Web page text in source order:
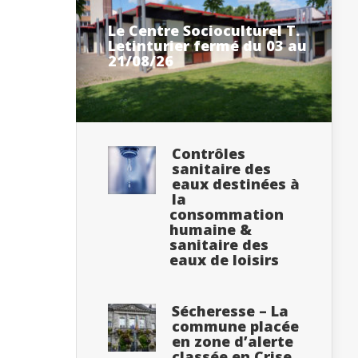
Le Centre Socioculturel T.
Letinturier fermé du 03 au
21/08/26
Contrôles
sanitaire des
eaux destinées à
la
consommation
humaine &
sanitaire des
eaux de loisirs
Sécheresse – La
commune placée
en zone d’alerte